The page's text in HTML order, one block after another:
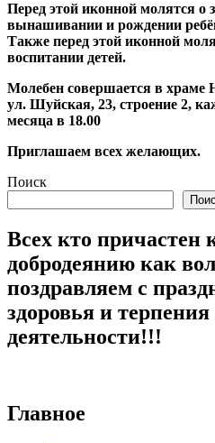
Перед этой иконной молятся о
вынашивании и рождении
Также перед этой иконной
воспитании детей.
Молебен совершается в храме
ул. Шуйская, 23, строение 2,
месяца в 18.00
Приглашаем всех желающих.
Поиск
Всех кто причастен
добродеянию как
поздравляем с
здоровья и
деятельности!!!
Главное